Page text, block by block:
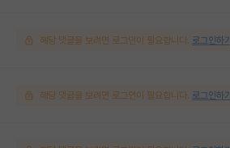
해당 댓글을 보려면 로그인이 필요합니다. 로그인하기
해당 댓글을 보려면 로그인이 필요합니다. 로그인하기